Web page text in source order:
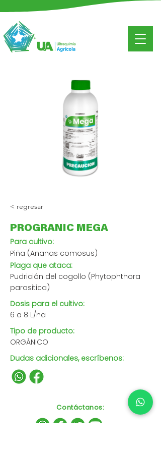
< regresar
PROGRANIC MEGA
Para cultivo:
Piña (Ananas comosus)
Plaga que ataca:
Pudrición del cogollo (Phytophthora
parasitica)
Dosis para el cultivo:
6 a 8 L/ha
Tipo de producto:
ORGÁNICO
Dudas adicionales, escríbenos:
Contáctanos: